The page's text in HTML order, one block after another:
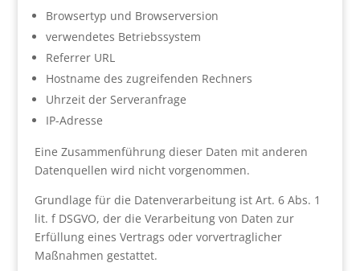
Browsertyp und Browserversion
verwendetes Betriebssystem
Referrer URL
Hostname des zugreifenden Rechners
Uhrzeit der Serveranfrage
IP-Adresse
Eine Zusammenführung dieser Daten mit anderen
Datenquellen wird nicht vorgenommen.
Grundlage für die Datenverarbeitung ist Art. 6 Abs. 1
lit. f DSGVO, der die Verarbeitung von Daten zur
Erfüllung eines Vertrags oder vorvertraglicher
Maßnahmen gestattet.